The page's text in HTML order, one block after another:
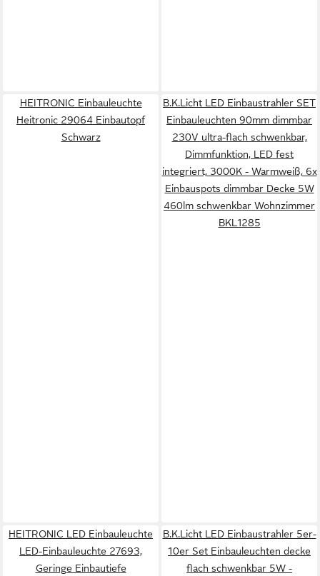
HEITRONIC Einbauleuchte
Heitronic 29064 Einbautopf
Schwarz
B.K.Licht LED Einbaustrahler SET
Einbauleuchten 90mm dimmbar
230V ultra-flach schwenkbar,
Dimmfunktion, LED fest
integriert, 3000K - Warmweiß, 6x
Einbauspots dimmbar Decke 5W
460lm schwenkbar Wohnzimmer
BKL1285
HEITRONIC LED Einbauleuchte
LED-Einbauleuchte 27693,
Geringe Einbautiefe
B.K.Licht LED Einbaustrahler 5er-
10er Set Einbauleuchten decke
flach schwenkbar 5W -